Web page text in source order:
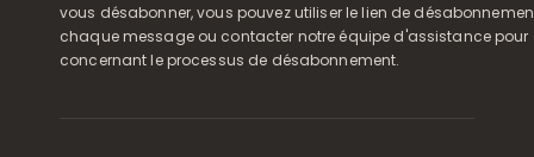
vous désabonner, vous pouvez utiliser le lien de
chaque message ou contacter notre équipe d'assistance pour
concernant le processus de désabonnement.